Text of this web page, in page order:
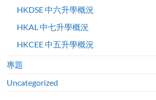
HKDSE 中六升學概況
HKAL 中七升學概況
HKCEE 中五升學概況
專題
Uncategorized